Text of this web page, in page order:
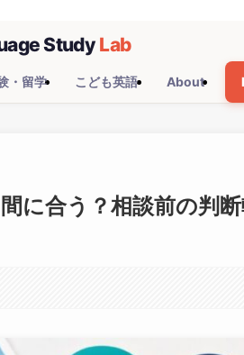
・留学 こども英語 About
に合う？相談前の判